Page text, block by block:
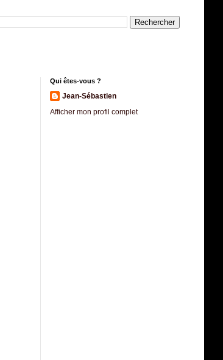
Qui êtes-vous ?
Jean-Sébastien
Afficher mon profil complet